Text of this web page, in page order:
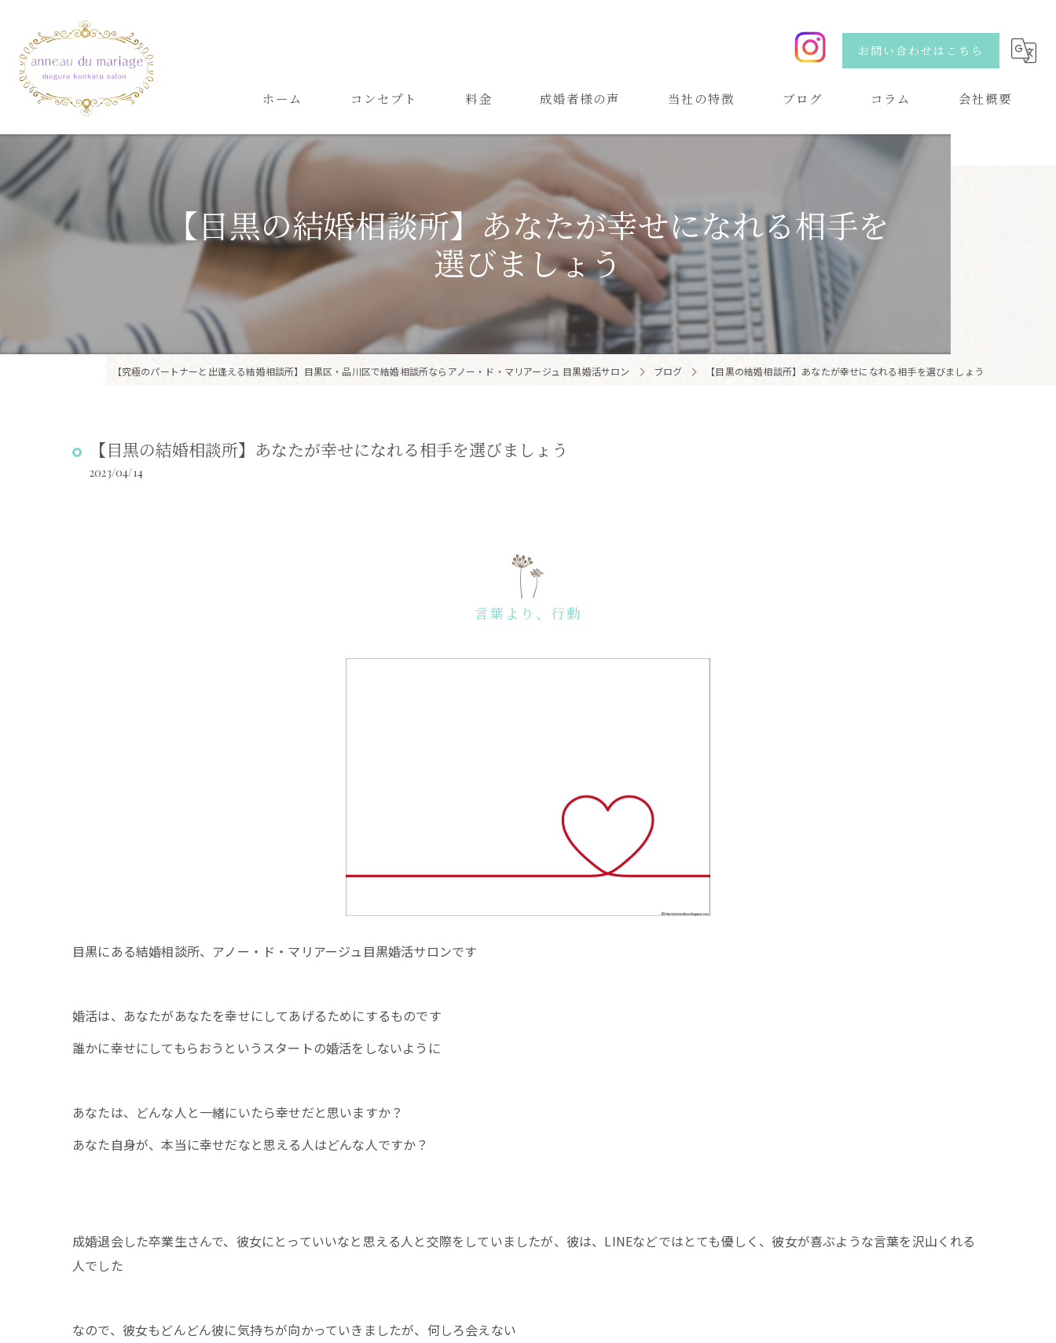
お問い合わせはこちら
ホーム コンセプト
ご結婚までの流れ
料金 成婚者様の声 当社の特徴
成婚
再婚
婚活
ブログ コラム 会社概要
【目黒の結婚相談所】あなたが幸せになれる相手を
選びましょう
【究極のパートナーと出逢える結婚相談所】目黒区・品川区で結婚相談所ならアノー・ド・マリアージュ 目黒婚活サロン ブログ 【目黒の結婚相談所】あなたが幸せになれる相手を選びましょう
【目黒の結婚相談所】あなたが幸せになれる相手を選びましょう
2023/04/14
言葉より、行動
目黒にある結婚相談所、アノー・ド・マリアージュ目黒婚活サロンです
婚活は、あなたがあなたを幸せにしてあげるためにするものです
誰かに幸せにしてもらおうというスタートの婚活をしないように
あなたは、どんな人と一緒にいたら幸せだと思いますか？
あなた自身が、本当に幸せだなと思える人はどんな人ですか？
成婚退会した卒業生さんで、彼女にとっていいなと思える人と交際をしていましたが、彼は、LINEなどではとても優しく、彼女が喜ぶような言葉を沢山くれる
人でした
なので、彼女もどんどん彼に気持ちが向かっていきましたが、何しろ会えない